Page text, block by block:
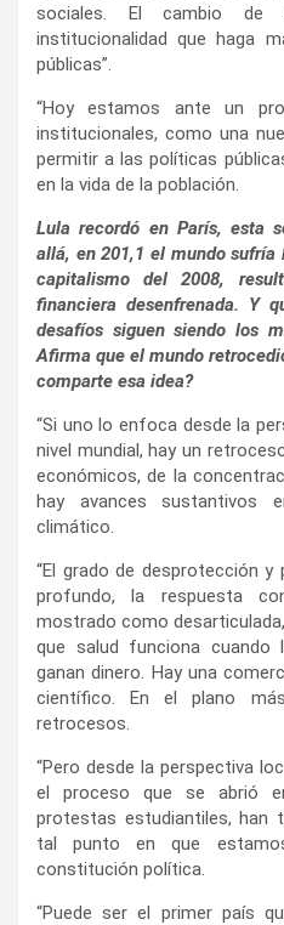
sociales. El cambio de
institucionalidad que haga
públicas”.
“Hoy estamos ante un
institucionales, como una
permitir a las políticas
en la vida de la población.
Lula recordó en París, esta
allá, en 201,1 el mundo
capitalismo del 2008,
financiera desenfrenada. Y
desafíos siguen siendo los
Afirma que el mundo
comparte esa idea?
“Si uno lo enfoca desde la
nivel mundial, hay un
económicos, de la
hay avances sustantivos
climático.
“El grado de desprotección
profundo, la respuesta
mostrado como
que salud funciona cuando
ganan dinero. Hay una
científico. En el plano
retrocesos.
“Pero desde la perspectiva
el proceso que se abrió
protestas estudiantiles, han
tal punto en que
constitución política.
“Puede ser el primer país